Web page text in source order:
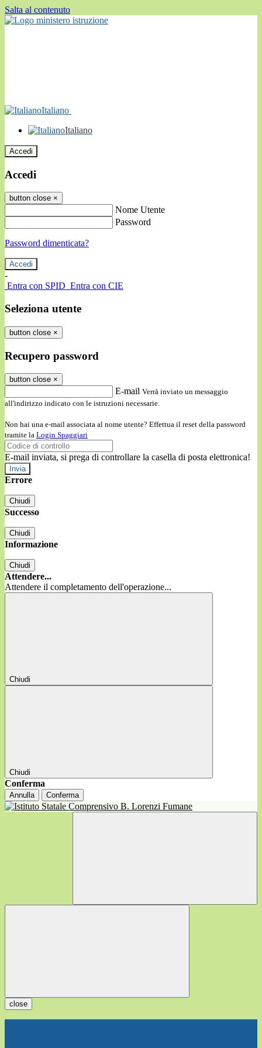
Salta al contenuto
Italiano
Italiano
Accedi
Accedi
button close ×
Nome Utente
Password
Password dimenticata?
-
Entra con SPID Entra con CIE
Seleziona utente
button close ×
Recupero password
button close ×
E-mail Verrà inviato un messaggio
all'indirizzo indicato con le istruzioni necessarie.
Non hai una e-mail associata al nome utente? Effettua il reset della password
tramite la Login Spaggiari
E-mail inviata, si prega di controllare la casella di posta elettronica!
Errore
Chiudi
Successo
Chiudi
Informazione
Chiudi
Attendere...
Attendere il completamento dell'operazione...
Chiudi
Chiudi
Conferma
Annulla Conferma
close